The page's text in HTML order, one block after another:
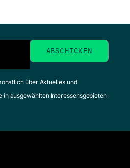
über Aktuelles und
in ausgewählten Interessensgebieten